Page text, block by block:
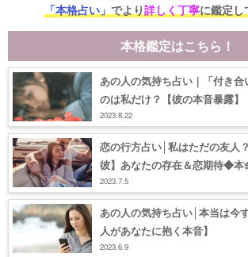
「本格占い」 でより詳しく丁寧に鑑定し
本格鑑定はこちら！
あの人の気持ち占い｜「付き合
のは私だけ？【彼の本音暴露】
2023.8.22
恋の行方占い│私はただの友人
彼】あなたの存在＆恋期待◆本
2023.7.5
あの人の気持ち占い│本当は今
人があなたに抱く本音】
2023.6.9